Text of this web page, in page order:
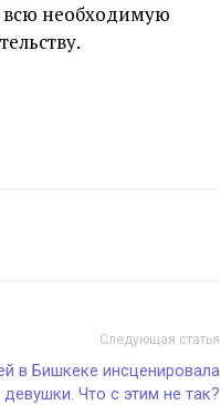
всю необходимую
Следующая статья
в Бишкеке инсценировала
Что с этим не так?